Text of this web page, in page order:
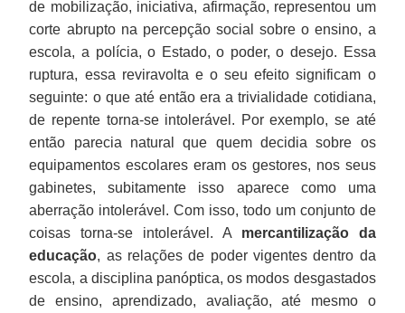
de mobilização, iniciativa, afirmação, representou um
corte abrupto na percepção social sobre o ensino, a
escola, a polícia, o Estado, o poder, o desejo. Essa
ruptura, essa reviravolta e o seu efeito significam o
seguinte: o que até então era a trivialidade cotidiana,
de repente torna-se intolerável. Por exemplo, se até
então parecia natural que quem decidia sobre os
equipamentos escolares eram os gestores, nos seus
gabinetes, subitamente isso aparece como uma
aberração intolerável. Com isso, todo um conjunto de
coisas torna-se intolerável. A mercantilização da
educação, as relações de poder vigentes dentro da
escola, a disciplina panóptica, os modos desgastados
de ensino, aprendizado, avaliação, até mesmo o